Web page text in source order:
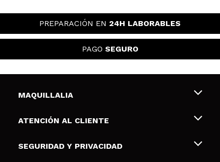
PREPARACIÓN EN 24H LABORABLES
PAGO SEGURO
MAQUILLALIA
Sobre nosotros
Tarjetas de Regalo
ATENCIÓN AL CLIENTE
Envíos y devoluciones
SEGURIDAD Y PRIVACIDAD